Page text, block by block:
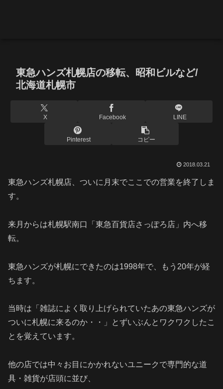
東急ハンズ札幌店の移転、昭和ビルなど/
北海道札幌市
X Facebook LINE
Pinterest コピー
2018.03.21
東急ハンズ札幌店、ついに月末でここでの営業を終了しま
す。
来月からは札幌駅南口「東急百貨店さっぽろ店」内へ移
転。
東急ハンズが札幌にできたのは1998年で、もう20年が経
ちます。
当時は「雑誌によく取り上げられていたあの東急ハンズが
ついに札幌に来るのか・・」とずいぶんとワクワクしたこ
とを覚えています。
他の店では中々お目にかかれないユニークで専門的な道
具・雑貨が店頭に並び、